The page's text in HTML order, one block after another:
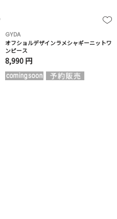
GYDA
オフショルデザインラメシャギーニットワ
ンピース
8,990 円